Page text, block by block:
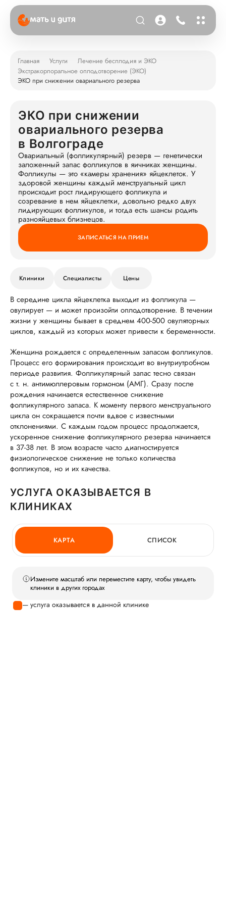
Главная Услуги
Лечение бесплодия и ЭКО
Экстракорпоральное оплодотворение (ЭКО)
ЭКО при снижении овариального резерва
ЭКО при снижении
овариального резерва
в Волгограде
Овариальный (фолликулярный) резерв — генетически
заложенный запас фолликулов в яичниках женщины.
Фолликулы — это «камеры хранения» яйцеклеток. У
здоровой женщины каждый менструальный цикл
происходит рост лидирующего фолликула и
созревание в нем яйцеклетки, довольно редко двух
лидирующих фолликулов, и тогда есть шансы родить
разнояйцевых близнецов.
ЗАПИСАТЬСЯ НА ПРИЕМ
Клиники Специалисты Цены
В середине цикла яйцеклетка выходит из фолликула —
овулирует — и может произойти оплодотворение. В течении
жизни у женщины бывает в среднем 400-500 овуляторных
циклов, каждый из которых может привести к беременности.
Женщина рождается с определенным запасом фолликулов.
Процесс его формирования происходит во внутриутробном
периоде развития. Фолликулярный запас тесно связан
с т. н. антимюллеровым гормоном (АМГ). Сразу после
рождения начинается естественное снижение
фолликулярного запаса. К моменту первого менструального
цикла он сокращается почти вдвое с известными
отклонениями. С каждым годом процесс продолжается,
ускоренное снижение фолликулярного резерва начинается
в 37-38 лет. В этом возрасте часто диагностируется
физиологическое снижение не только количества
фолликулов, но и их качества.
УСЛУГА ОКАЗЫВАЕТСЯ В
КЛИНИКАХ
КАРТА СПИСОК
Измените масштаб или переместите карту, чтобы увидеть
клиники в других городах
— услуга оказывается в данной клинике